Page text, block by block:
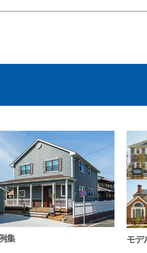
集 モデ